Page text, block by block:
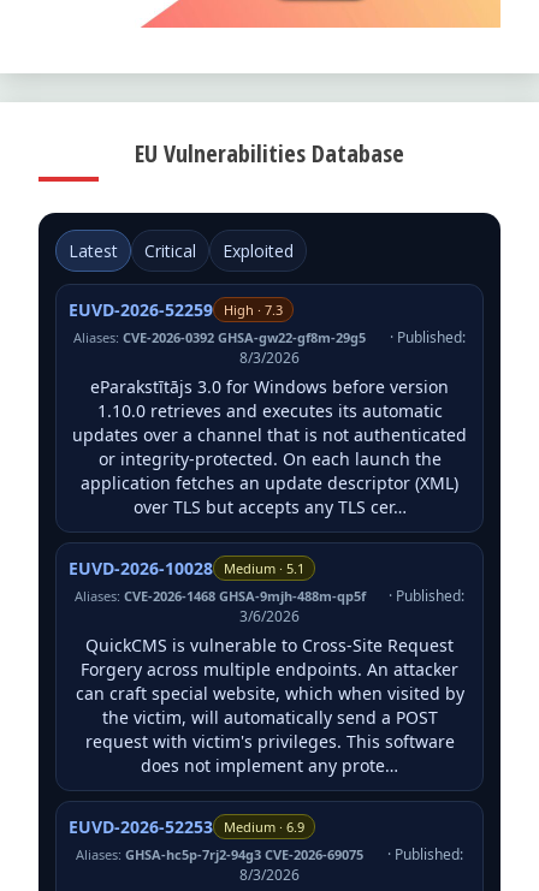
EU Vulnerabilities Database
Latest Critical Exploited
EUVD-2026-52259
High · 7.3
Aliases:CVE-2026-0392 GHSA-gw22-gf8m-29g5
· Published:
8/3/2026
eParakstītājs 3.0 for Windows before version
1.10.0 retrieves and executes its automatic
updates over a channel that is not authenticated
or integrity-protected. On each launch the
application fetches an update descriptor (XML)
over TLS but accepts any TLS cer…
EUVD-2026-10028
Medium · 5.1
Aliases: CVE-2026-1468 GHSA-9mjh-488m-qp5f
· Published:
3/6/2026
QuickCMS is vulnerable to Cross-Site Request
Forgery across multiple endpoints. An attacker
can craft special website, which when visited by
the victim, will automatically send a POST
request with victim's privileges. This software
does not implement any prote…
EUVD-2026-52253
Medium · 6.9
Aliases:GHSA-hc5p-7rj2-94g3 CVE-2026-69075
· Published:
8/3/2026